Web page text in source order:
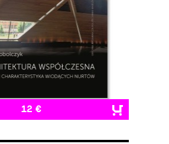
12 €